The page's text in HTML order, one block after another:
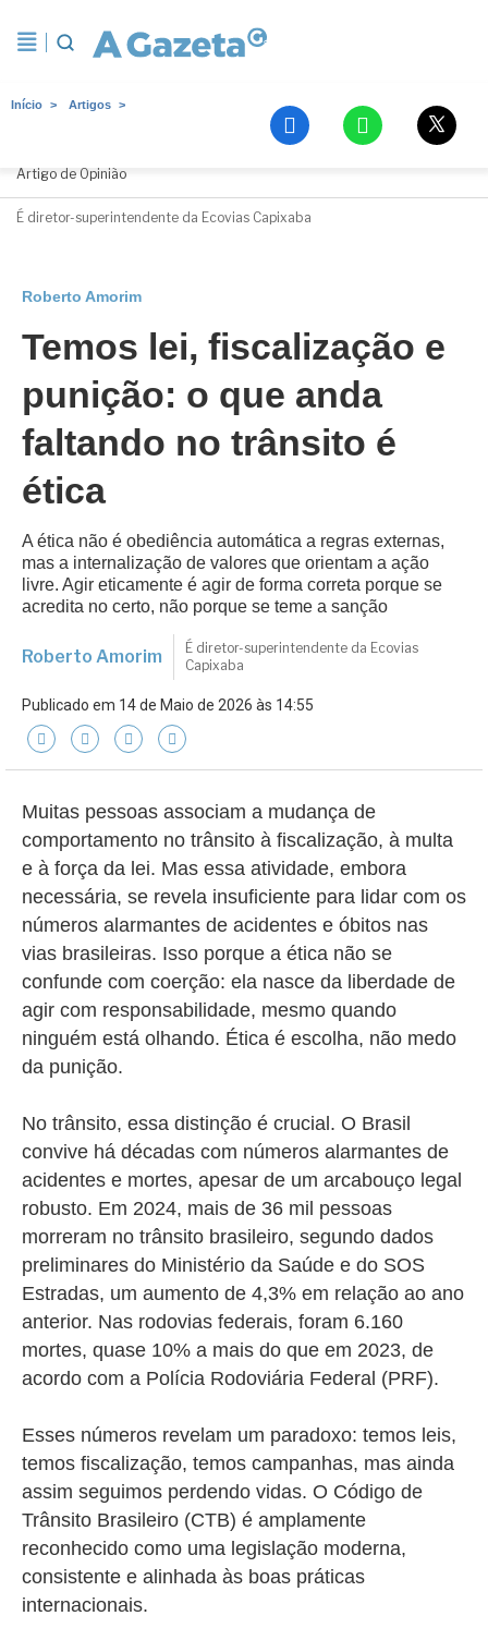
Início Artigos
Artigo de Opinião
É diretor-superintendente da Ecovias Capixaba
Roberto Amorim
Temos lei, fiscalização e
punição: o que anda
faltando no trânsito é
ética
A ética não é obediência automática a regras externas,
mas a internalização de valores que orientam a ação
livre. Agir eticamente é agir de forma correta porque se
acredita no certo, não porque se teme a sanção
Roberto Amorim
É diretor-superintendente da Ecovias
Capixaba
Publicado em 14 de Maio de 2026 às 14:55
Muitas pessoas associam a mudança de
comportamento no trânsito à fiscalização, à multa
e à força da lei. Mas essa atividade, embora
necessária, se revela insuficiente para lidar com os
números alarmantes de acidentes e óbitos nas
vias brasileiras. Isso porque a ética não se
confunde com coerção: ela nasce da liberdade de
agir com responsabilidade, mesmo quando
ninguém está olhando. Ética é escolha, não medo
da punição.
No trânsito, essa distinção é crucial. O Brasil
convive há décadas com números alarmantes de
acidentes e mortes, apesar de um arcabouço legal
robusto. Em 2024, mais de 36 mil pessoas
morreram no trânsito brasileiro, segundo dados
preliminares do Ministério da Saúde e do SOS
Estradas, um aumento de 4,3% em relação ao ano
anterior. Nas rodovias federais, foram 6.160
mortes, quase 10% a mais do que em 2023, de
acordo com a Polícia Rodoviária Federal (PRF).
Esses números revelam um paradoxo: temos leis,
temos fiscalização, temos campanhas, mas ainda
assim seguimos perdendo vidas. O Código de
Trânsito Brasileiro (CTB) é amplamente
reconhecido como uma legislação moderna,
consistente e alinhada às boas práticas
internacionais.